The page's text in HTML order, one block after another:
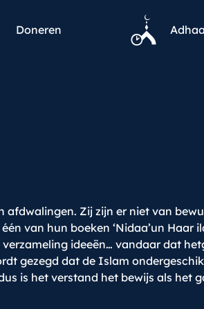
Doneren
afdwalingen. Zij zijn er niet van
van hun boeken ‘Nidaa’un Haar
ideeën… vandaar dat
gezegd dat de Islam
is het verstand het bewijs als het